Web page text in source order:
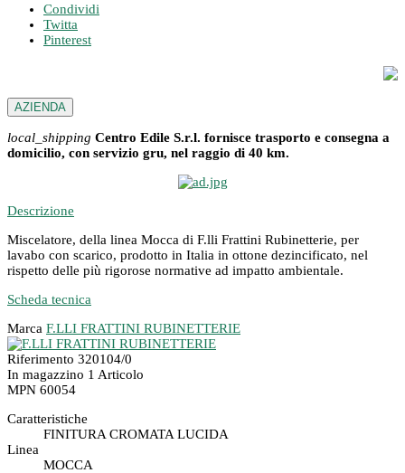
Condividi
Twitta
Pinterest
AZIENDA
local_shipping Centro Edile S.r.l. fornisce trasporto e consegna a
domicilio, con servizio gru, nel raggio di 40 km.
Descrizione
Miscelatore, della linea Mocca di F.lli Frattini Rubinetterie, per
lavabo con scarico, prodotto in Italia in ottone dezincificato, nel
rispetto delle più rigorose normative ad impatto ambientale.
Scheda tecnica
Marca F.LLI FRATTINI RUBINETTERIE
Riferimento 320104/0
In magazzino 1 Articolo
MPN 60054
Caratteristiche
FINITURA CROMATA LUCIDA
Linea
MOCCA